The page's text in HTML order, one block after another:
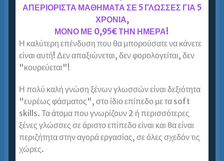
Αγγλικά για φοιτητές στον Πειραιά =
Ευρωδιάσταση! Εξειδικευμένο
Φροντιστήριο Αγγλικών για φοιτητές στον
Πειραιά
Είστε φοιτήτρια / φοιτητής; Ψάχνετε
για εξειδικευμένο Φροντιστήριο Αγγλικών για
φοιτητές; Ελάτε στην Ευρωδιάσταση Πειραιά. Πάνω
από χρόνια προετοιμάζουμε με επιτυχία φοιτητές για
εξετάσεις Αγγλικών. Πάνω από ενήλικες έμαθαν
Αγγλικά στην…
ΑΠΕΡΙΟΡΙΣΤΑ ΜΑΘΗΜΑΤΑ ΣΕ 5 ΓΛΩΣΣΕΣ ΓΙΑ 5
ΧΡΟΝΙΑ,
ΜΟΝΟ ΜΕ 0,95€ ΤΗΝ ΗΜΕΡΑ!
Η καλύτερη επένδυση που θα μπορούσατε να κάνετε
είναι αυτή! Δεν απαξιώνεται, δεν φορολογείται, δεν
"κουρεύεται"!
Η πολύ καλή γνώση ξένων γλωσσών είναι δεξιότητα
"ευρέως φάσματος", στο ίδιο επίπεδο με τα soft
skills. Τα άτομα που γνωρίζουν 2 ή περισσότερες
ξένες γλώσσες σε άριστο επίπεδο είναι και θα είναι
περιζήτητα στην αγορά εργασίας, σε όλες σχεδόν τις
χώρες.